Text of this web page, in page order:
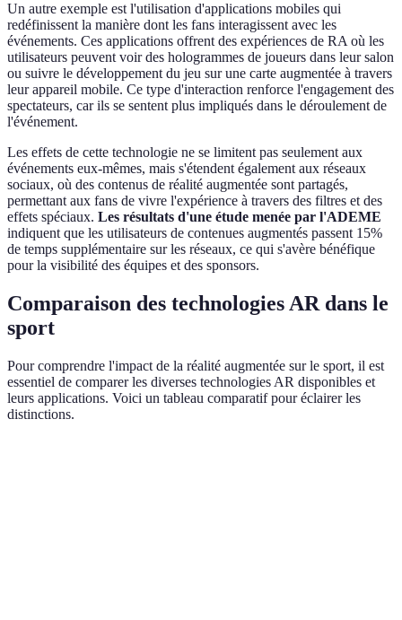
Un autre exemple est l'utilisation d'applications mobiles qui
redéfinissent la manière dont les fans interagissent avec les
événements. Ces applications offrent des expériences de RA où les
utilisateurs peuvent voir des hologrammes de joueurs dans leur salon
ou suivre le développement du jeu sur une carte augmentée à travers
leur appareil mobile. Ce type d'interaction renforce l'engagement des
spectateurs, car ils se sentent plus impliqués dans le déroulement de
l'événement.
Les effets de cette technologie ne se limitent pas seulement aux
événements eux-mêmes, mais s'étendent également aux réseaux
sociaux, où des contenus de réalité augmentée sont partagés,
permettant aux fans de vivre l'expérience à travers des filtres et des
effets spéciaux. Les résultats d'une étude menée par l'ADEME
indiquent que les utilisateurs de contenues augmentés passent 15%
de temps supplémentaire sur les réseaux, ce qui s'avère bénéfique
pour la visibilité des équipes et des sponsors.
Comparaison des technologies AR dans le
sport
Pour comprendre l'impact de la réalité augmentée sur le sport, il est
essentiel de comparer les diverses technologies AR disponibles et
leurs applications. Voici un tableau comparatif pour éclairer les
distinctions.